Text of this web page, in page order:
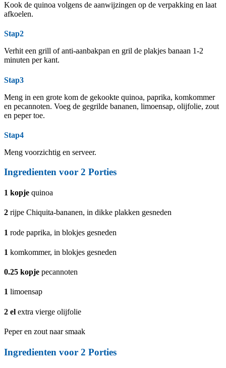
Kook de quinoa volgens de aanwijzingen op de verpakking en laat
afkoelen.
Stap2
Verhit een grill of anti-aanbakpan en gril de plakjes banaan 1-2
minuten per kant.
Stap3
Meng in een grote kom de gekookte quinoa, paprika, komkommer
en pecannoten. Voeg de gegrilde bananen, limoensap, olijfolie, zout
en peper toe.
Stap4
Meng voorzichtig en serveer.
Ingredienten voor 2 Porties
1 kopje quinoa
2 rijpe Chiquita-bananen, in dikke plakken gesneden
1 rode paprika, in blokjes gesneden
1 komkommer, in blokjes gesneden
0.25 kopje pecannoten
1 limoensap
2 el extra vierge olijfolie
Peper en zout naar smaak
Ingredienten voor 2 Porties